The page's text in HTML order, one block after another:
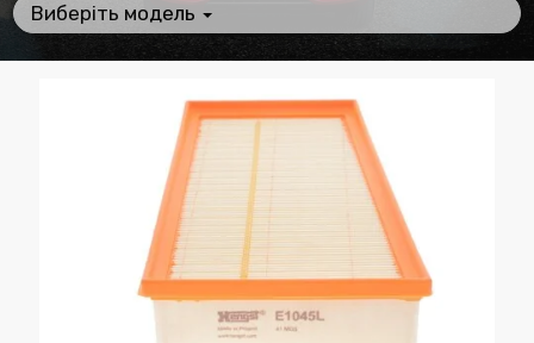
Виберіть модель